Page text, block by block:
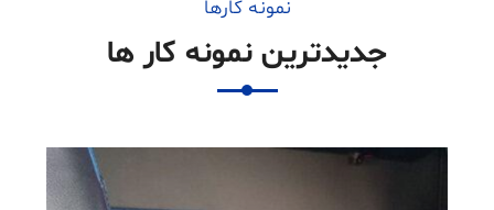
نمونه کارها
جدیدترین نمونه کار ها